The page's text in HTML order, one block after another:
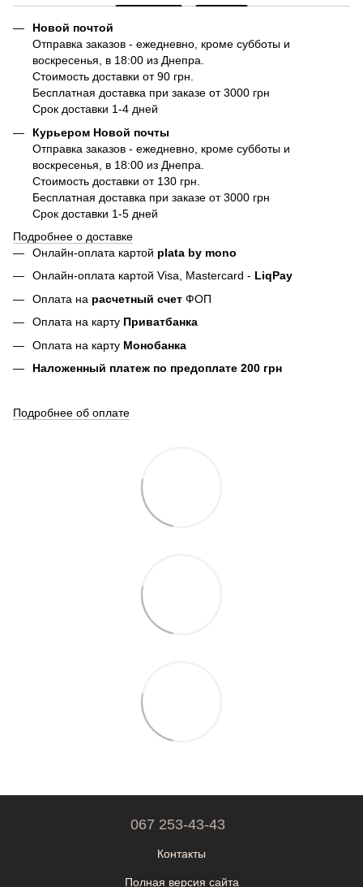
Новой почтой
Отправка заказов - ежедневно, кроме субботы и
воскресенья, в 18:00 из Днепра.
Стоимость доставки от 90 грн.
Бесплатная доставка при заказе от 3000 грн
Срок доставки 1-4 дней
Курьером Новой почты
Отправка заказов - ежедневно, кроме субботы и
воскресенья, в 18:00 из Днепра.
Стоимость доставки от 130 грн.
Бесплатная доставка при заказе от 3000 грн
Срок доставки 1-5 дней
Подробнее о доставке
Онлайн-оплата картой plata by mono
Онлайн-оплата картой Visa, Mastercard - LiqPay
Оплата на расчетный счет ФОП
Оплата на карту Приватбанка
Оплата на карту Монобанка
Наложенный платеж по предоплате 200 грн
Подробнее об оплате
067 253-43-43
Контакты
Полная версия сайта